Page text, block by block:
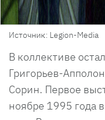
Источник: Legion-Media
В коллективе
Григорьев-
Сорин. Первое
ноябре 1995 года